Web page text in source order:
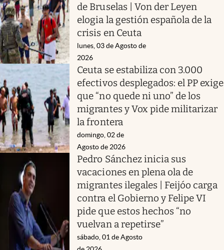
de Bruselas | Von der Leyen
elogia la gestión española de la
crisis en Ceuta
lunes, 03 de Agosto de
2026
Ceuta se estabiliza con 3.000
efectivos desplegados: el PP exige
que “no quede ni uno” de los
migrantes y Vox pide militarizar
la frontera
domingo, 02 de
Agosto de 2026
Pedro Sánchez inicia sus
vacaciones en plena ola de
migrantes ilegales | Feijóo carga
contra el Gobierno y Felipe VI
pide que estos hechos “no
vuelvan a repetirse”
sábado, 01 de Agosto